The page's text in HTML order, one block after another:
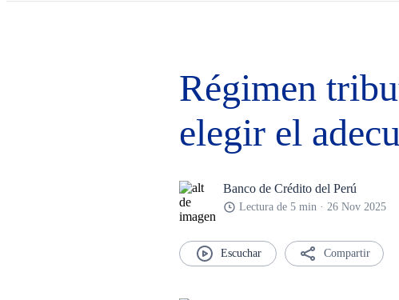
Régimen
elegir el
Banco de Crédito del Perú
Lectura de 5 min · 26 Nov 2025
Compartir